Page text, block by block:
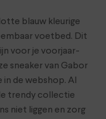
blauw kleurige
voetbed. Dit
voor je voorjaar-
sneaker van Gabor
de webshop. Al
trendy collectie
niet liggen en zorg